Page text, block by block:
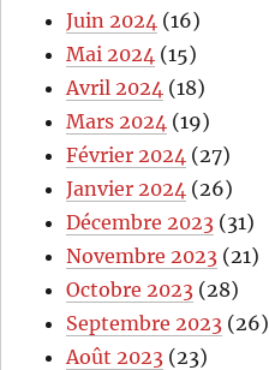
Juin 2024 (16)
Mai 2024 (15)
Avril 2024 (18)
Mars 2024 (19)
Février 2024 (27)
Janvier 2024 (26)
Décembre 2023 (31)
Novembre 2023 (21)
Octobre 2023 (28)
Septembre 2023 (26)
Août 2023 (23)